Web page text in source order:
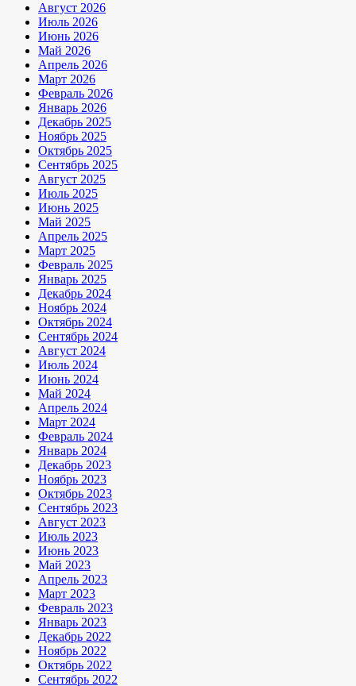
Август 2026
Июль 2026
Июнь 2026
Май 2026
Апрель 2026
Март 2026
Февраль 2026
Январь 2026
Декабрь 2025
Ноябрь 2025
Октябрь 2025
Сентябрь 2025
Август 2025
Июль 2025
Июнь 2025
Май 2025
Апрель 2025
Март 2025
Февраль 2025
Январь 2025
Декабрь 2024
Ноябрь 2024
Октябрь 2024
Сентябрь 2024
Август 2024
Июль 2024
Июнь 2024
Май 2024
Апрель 2024
Март 2024
Февраль 2024
Январь 2024
Декабрь 2023
Ноябрь 2023
Октябрь 2023
Сентябрь 2023
Август 2023
Июль 2023
Июнь 2023
Май 2023
Апрель 2023
Март 2023
Февраль 2023
Январь 2023
Декабрь 2022
Ноябрь 2022
Октябрь 2022
Сентябрь 2022